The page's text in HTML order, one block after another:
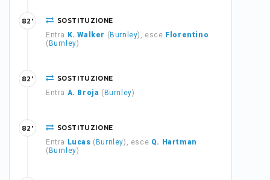
SOSTITUZIONE
Entra K. Walker ( Burnley), esce Florentino
( Burnley)
82'
SOSTITUZIONE
Entra A. Broja ( Burnley)
82'
SOSTITUZIONE
Entra Lucas ( Burnley), esce Q. Hartman
( Burnley)
82'